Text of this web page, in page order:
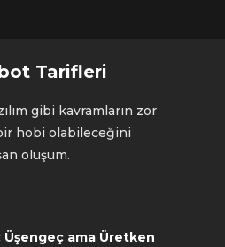
Tarifleri
gibi kavramların zor
hobi olabileceğini
oluşum.
Üşengeç ama Üretken